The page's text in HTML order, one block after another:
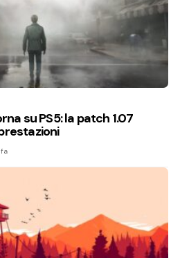
su PS5: la patch 1.07
fa